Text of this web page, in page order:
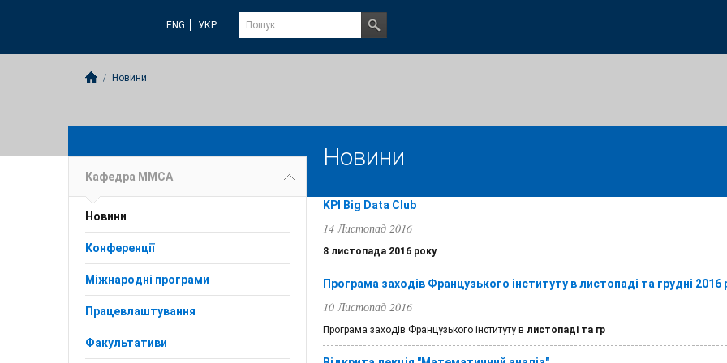
ENG УКР
Новини
Новини
Кафедра ММСА
Новини
Конференції
Міжнародні програми
Працевлаштування
Факультативи
KPI Big Data Club
14 Листопад 2016
8 листопада 2016 року
Програма заходів Французького інституту в листопаді та грудні 2016
10 Листопад 2016
Програма заходів Французького інституту в листопаді та гр